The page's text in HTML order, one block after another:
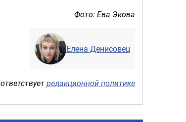
Фото: Ева Экова
Елена Денисовец
редакционной политике